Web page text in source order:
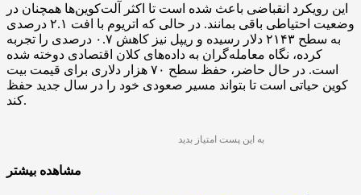
این رویکرد انقباضی باعث شده است تا اکثر آلت‌کوین‌ها همچنان در
وضعیت احتیاطی باقی بمانند. در حالی که اتریوم با افت ۲.۱ درصدی
به سطح ۲۱۴۳ دلار رسیده و ریپل نیز کاهش ۰.۷ درصدی را تجربه
کرده، نگاه معامله‌گران به داده‌های کلان اقتصادی دوخته شده
است. در حال حاضر، حفظ سطح ۷۰ هزار دلاری برای قیمت بیت
کوین حیاتی است تا بتواند مسیر صعودی خود را در سال جدید حفظ
کند.
به این پست امتیاز بدید
مشاهده بیشتر